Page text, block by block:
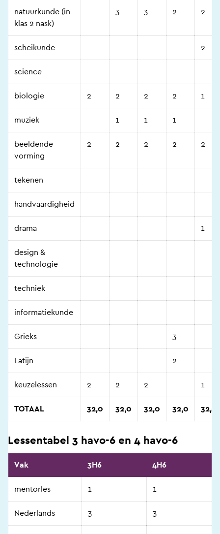
natuurkunde (in
klas 2 nask)
3 3 2 2
scheikunde 2
science
biologie 2 2 2 2 1
muziek 1 1 1
beeldende
vorming
2 2 2 2 2
tekenen
handvaardigheid
drama 1
design &
technologie
techniek
informatiekunde
Grieks 3
Latijn 2
keuzelessen 2 2 2 1
TOTAAL 32,0 32,0 32,0 32,0 32,0
Lessentabel 3 havo-6 en 4 havo-6
Vak 3H6 4H6
mentorles 1 1
Nederlands 3 3